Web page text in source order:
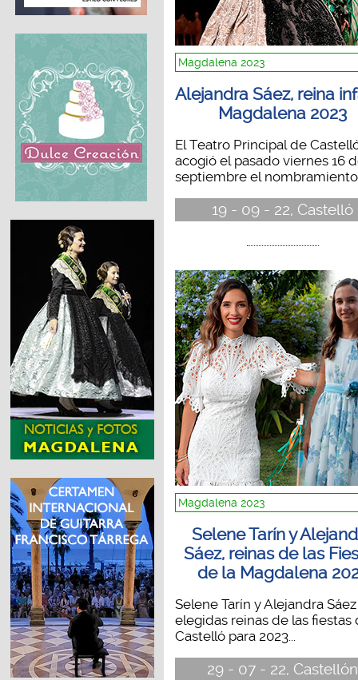
Magdalena 2023
Alejandra Sáez, reina
Magdalena 2023
El Teatro Principal de
acogió el pasado viernes 16
septiembre el
19 - 09 - 22, Castelló
Magdalena 2023
Selene Tarín y
Sáez, reinas de las
de la Magdalena
Selene Tarín y Alejandra
elegidas reinas de las fiestas
Castelló para 2023...
29 - 07 - 22, Castellón